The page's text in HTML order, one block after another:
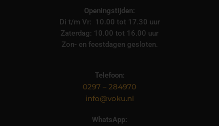
Openingstijden:
Di t/m Vr: 10.00 tot 17.30 uur
Zaterdag: 10.00 tot 16.00 uur
Zon- en feestdagen gesloten.
Telefoon:
0297 – 284970
info@voku.nl
WhatsApp: